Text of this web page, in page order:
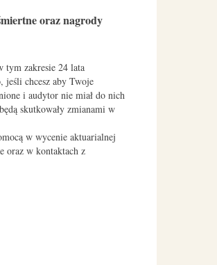
oraz nagrody
tym zakresie 24 lata
jeśli chcesz aby Twoje
i audytor nie miał do nich
skutkowały zmianami w
w wycenie aktuarialnej
oraz w kontaktach z